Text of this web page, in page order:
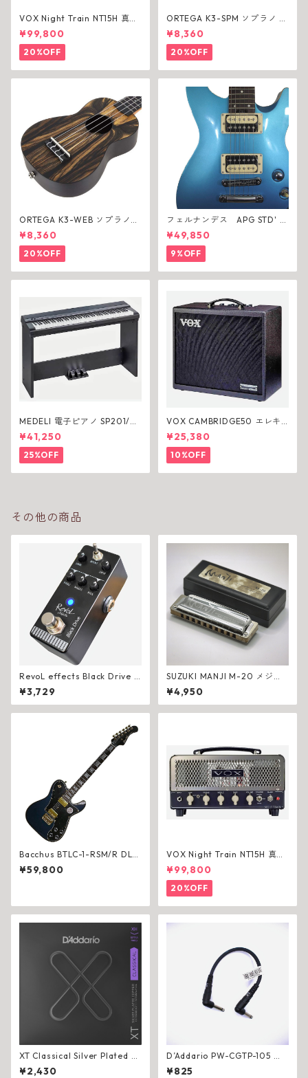
VOX Night Train NT15H 真空
管ヘッド【アウトレット】
¥99,800
20%OFF
ORTEGA K3-SPM ソプラノ ウ
クレレ
¥8,360
20%OFF
ORTEGA K3-WEB ソプラノ
ウクレレ
¥8,360
20%OFF
フェルナンデス APG STD' 16
VMB エレキギター
¥49,850
9%OFF
MEDELI 電子ピアノ SP201/BK
専用スタンド(ST430)付き 88
鍵
¥41,250
25%OFF
VOX CAMBRIDGE50 エレキ
ギターアンプ
¥25,380
10%OFF
その他の商品
RevoL effects Black Drive E
FD-01 歪み
¥3,729
SUZUKI MANJI M-20 メジャ
ー調 ブルースハープ
¥4,950
Bacchus BTLC-1-RSM/R DLP
B エレキギター ローステッド
メイプル ハムバッカー ダーク
¥59,800
VOX Night Train NT15H 真空
管ヘッド【アウトレット】
¥99,800
20%OFF
XT Classical Silver Plated C
opper, Extra Hard Tension
¥2,430
D’Addario PW-CGTP-105 パ
ッチケーブル 15cm L-L
¥825